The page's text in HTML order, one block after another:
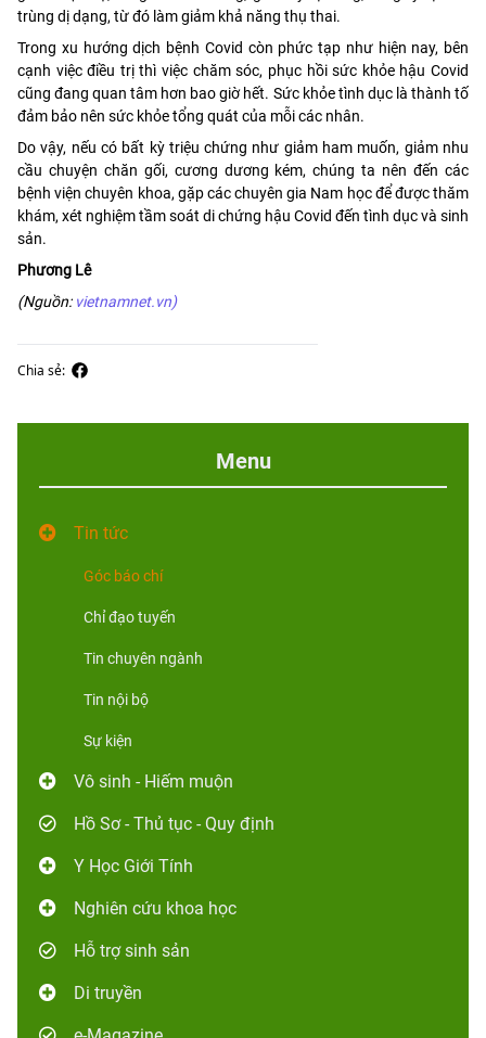
trùng dị dạng, từ đó làm giảm khả năng thụ thai.
Trong xu hướng dịch bệnh Covid còn phức tạp như hiện nay, bên
cạnh việc điều trị thì việc chăm sóc, phục hồi sức khỏe hậu Covid
cũng đang quan tâm hơn bao giờ hết. Sức khỏe tình dục là thành tố
đảm bảo nên sức khỏe tổng quát của mỗi các nhân.
Do vậy, nếu có bất kỳ triệu chứng như giảm ham muốn, giảm nhu
cầu chuyện chăn gối, cương dương kém, chúng ta nên đến các
bệnh viện chuyên khoa, gặp các chuyên gia Nam học để được thăm
khám, xét nghiệm tầm soát di chứng hậu Covid đến tình dục và sinh
sản.
Phương Lê
(Nguồn: vietnamnet.vn)
Chia sẻ:
Menu
Tin tức
Góc báo chí
Chỉ đạo tuyến
Tin chuyên ngành
Tin nội bộ
Sự kiện
Vô sinh - Hiếm muộn
Hồ Sơ - Thủ tục - Quy định
Y Học Giới Tính
Nghiên cứu khoa học
Hỗ trợ sinh sản
Di truyền